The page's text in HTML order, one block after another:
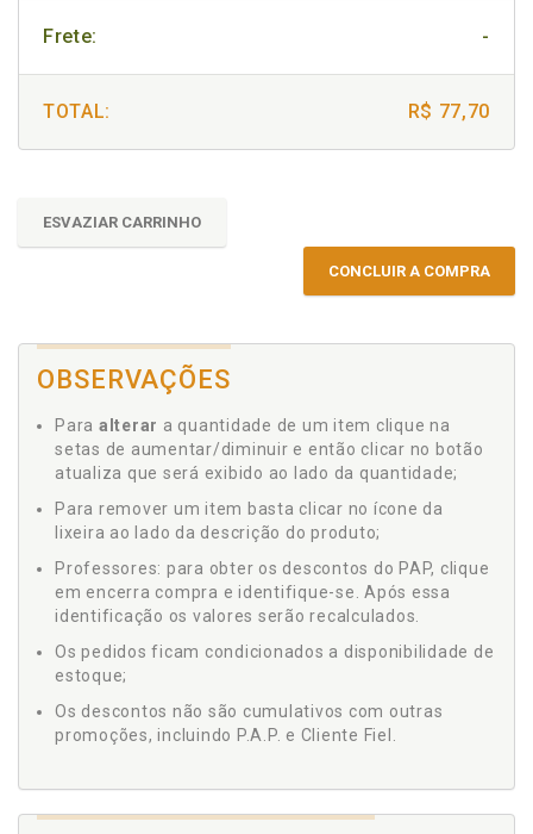
Frete: -
TOTAL: R$ 77,70
ESVAZIAR CARRINHO
CONCLUIR A COMPRA
OBSERVAÇÕES
Para alterar a quantidade de um item clique na
setas de aumentar/diminuir e então clicar no botão
atualiza que será exibido ao lado da quantidade;
Para remover um item basta clicar no ícone da
lixeira ao lado da descrição do produto;
Professores: para obter os descontos do PAP, clique
em encerra compra e identifique-se. Após essa
identificação os valores serão recalculados.
Os pedidos ficam condicionados a disponibilidade de
estoque;
Os descontos não são cumulativos com outras
promoções, incluindo P.A.P. e Cliente Fiel.